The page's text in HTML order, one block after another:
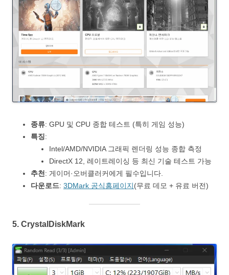
종류: GPU 및 CPU 종합 테스트 (특히 게임 성능)
특징:
Intel/AMD/NVIDIA 그래픽 렌더링 성능 종합 측정
DirectX 12, 레이트레이싱 등 최신 기술 테스트 가능
추천 : 게이머·오버클러커에게 필수입니다.
다운로드: 3DMark 공식홈페이지(무료 데모 + 유료 버전)
5. CrystalDiskMark